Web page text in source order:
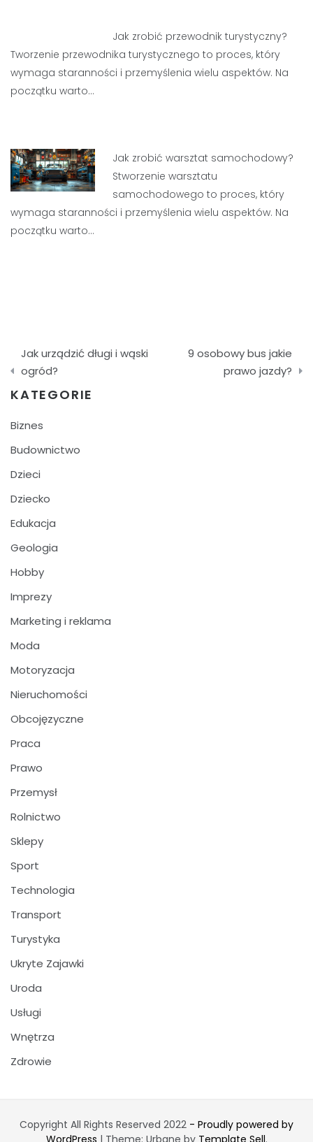
Jak zrobić przewodnik turystyczny?
Tworzenie przewodnika turystycznego to proces, który
wymaga staranności i przemyślenia wielu aspektów. Na
początku warto…
Jak zrobić warsztat samochodowy?
Stworzenie warsztatu
samochodowego to proces, który
wymaga staranności i przemyślenia wielu aspektów. Na
początku warto…
Nawigacja
wpisu
Jak urządzić długi i wąski
ogród?
9 osobowy bus jakie
prawo jazdy?
KATEGORIE
Biznes
Budownictwo
Dzieci
Dziecko
Edukacja
Geologia
Hobby
Imprezy
Marketing i reklama
Moda
Motoryzacja
Nieruchomości
Obcojęzyczne
Praca
Prawo
Przemysł
Rolnictwo
Sklepy
Sport
Technologia
Transport
Turystyka
Ukryte Zajawki
Uroda
Usługi
Wnętrza
Zdrowie
Copyright All Rights Reserved 2022 - Proudly powered by
WordPress | Theme: Urbane by Template Sell.